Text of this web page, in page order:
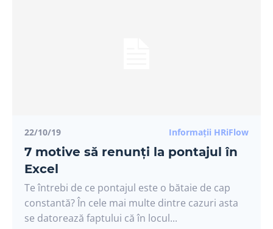
22/10/19 Informații HRiFlow
7 motive să renunți la pontajul în
Excel
Te întrebi de ce pontajul este o bătaie de cap
constantă? În cele mai multe dintre cazuri asta
se datorează faptului că în locul...